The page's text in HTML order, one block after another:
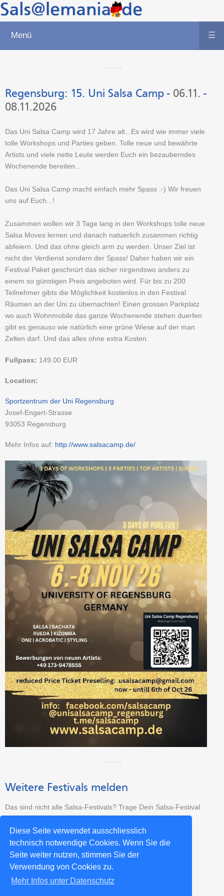
Diese Seite verwendet ausschliesslich
technisch notwendige Cookies. Wenn Sie die
Seite weiter nutzen, stimmen Sie der
Verwendung von Cookies zu.
Mehr Infos unter Datenschutz
Menü ☰
Regensburg: 15. Uni Salsa Camp - 06.11. -
08.11.2026
Das Uni Salsa Camp wird 17 Jahre alt...Es wird wie immer viele
tolle Workshops und Parties geben. Tolle neue und bewährte
Artists und viele nette Leute werden Euch ein bezauberndes
Wochenende bereiten...
Das Uni Salsa Camp macht einfach mehr Spass :-) Wir freuen
uns auf Euch...!
Zusammen wollen wir 3 Tage lang in den Workshops tolle neue
Salsa Moves lernen und danach natuerlich zusammen richtig
abfeiern. Und das ohne gleich arm zu werden. Unser Ziel ist
nicht der Verdienst sondern der Spass! Daher haben wir ein
Festival Paket geschnürt das sicher nirgendswo anders zu
einem so günstigen Preis angeboten wird. Für bis zu 200
Teilnehmer gibts die Möglichkeit kostenlos in den Festival
Räumen an der Uni zu übernachten! Einen grossen Parkplatz
wo auch Wohnmobile das ganze Wochenende stehen duerfen
gibt es genauso wie natürlich eine grüne Wiese auf der man
Zelten darf. Und das alles ohne extra Kosten.
Fullpass: 149.00 EUR
Location:
Sportzentrum der Uni Regensburg
Josef-Engert-Strasse
93053 Regensburg
Mehr Infos auf: http://www.salsacamp.de/
Weitere Festivals melden
Das sind nicht alle Salsa-Festivals? Trage Dein Salsa-Festival
kostenlos ein:
Salsa Festival neu eintragen >>
Impressum Datenschutz Kontakt